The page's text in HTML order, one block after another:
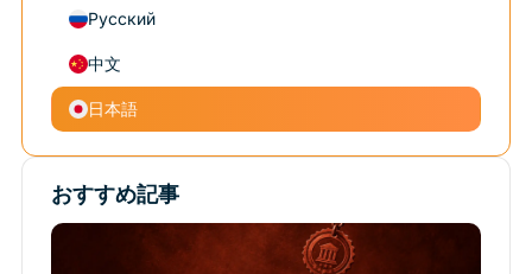
Русский
中文
日本語
おすすめ記事